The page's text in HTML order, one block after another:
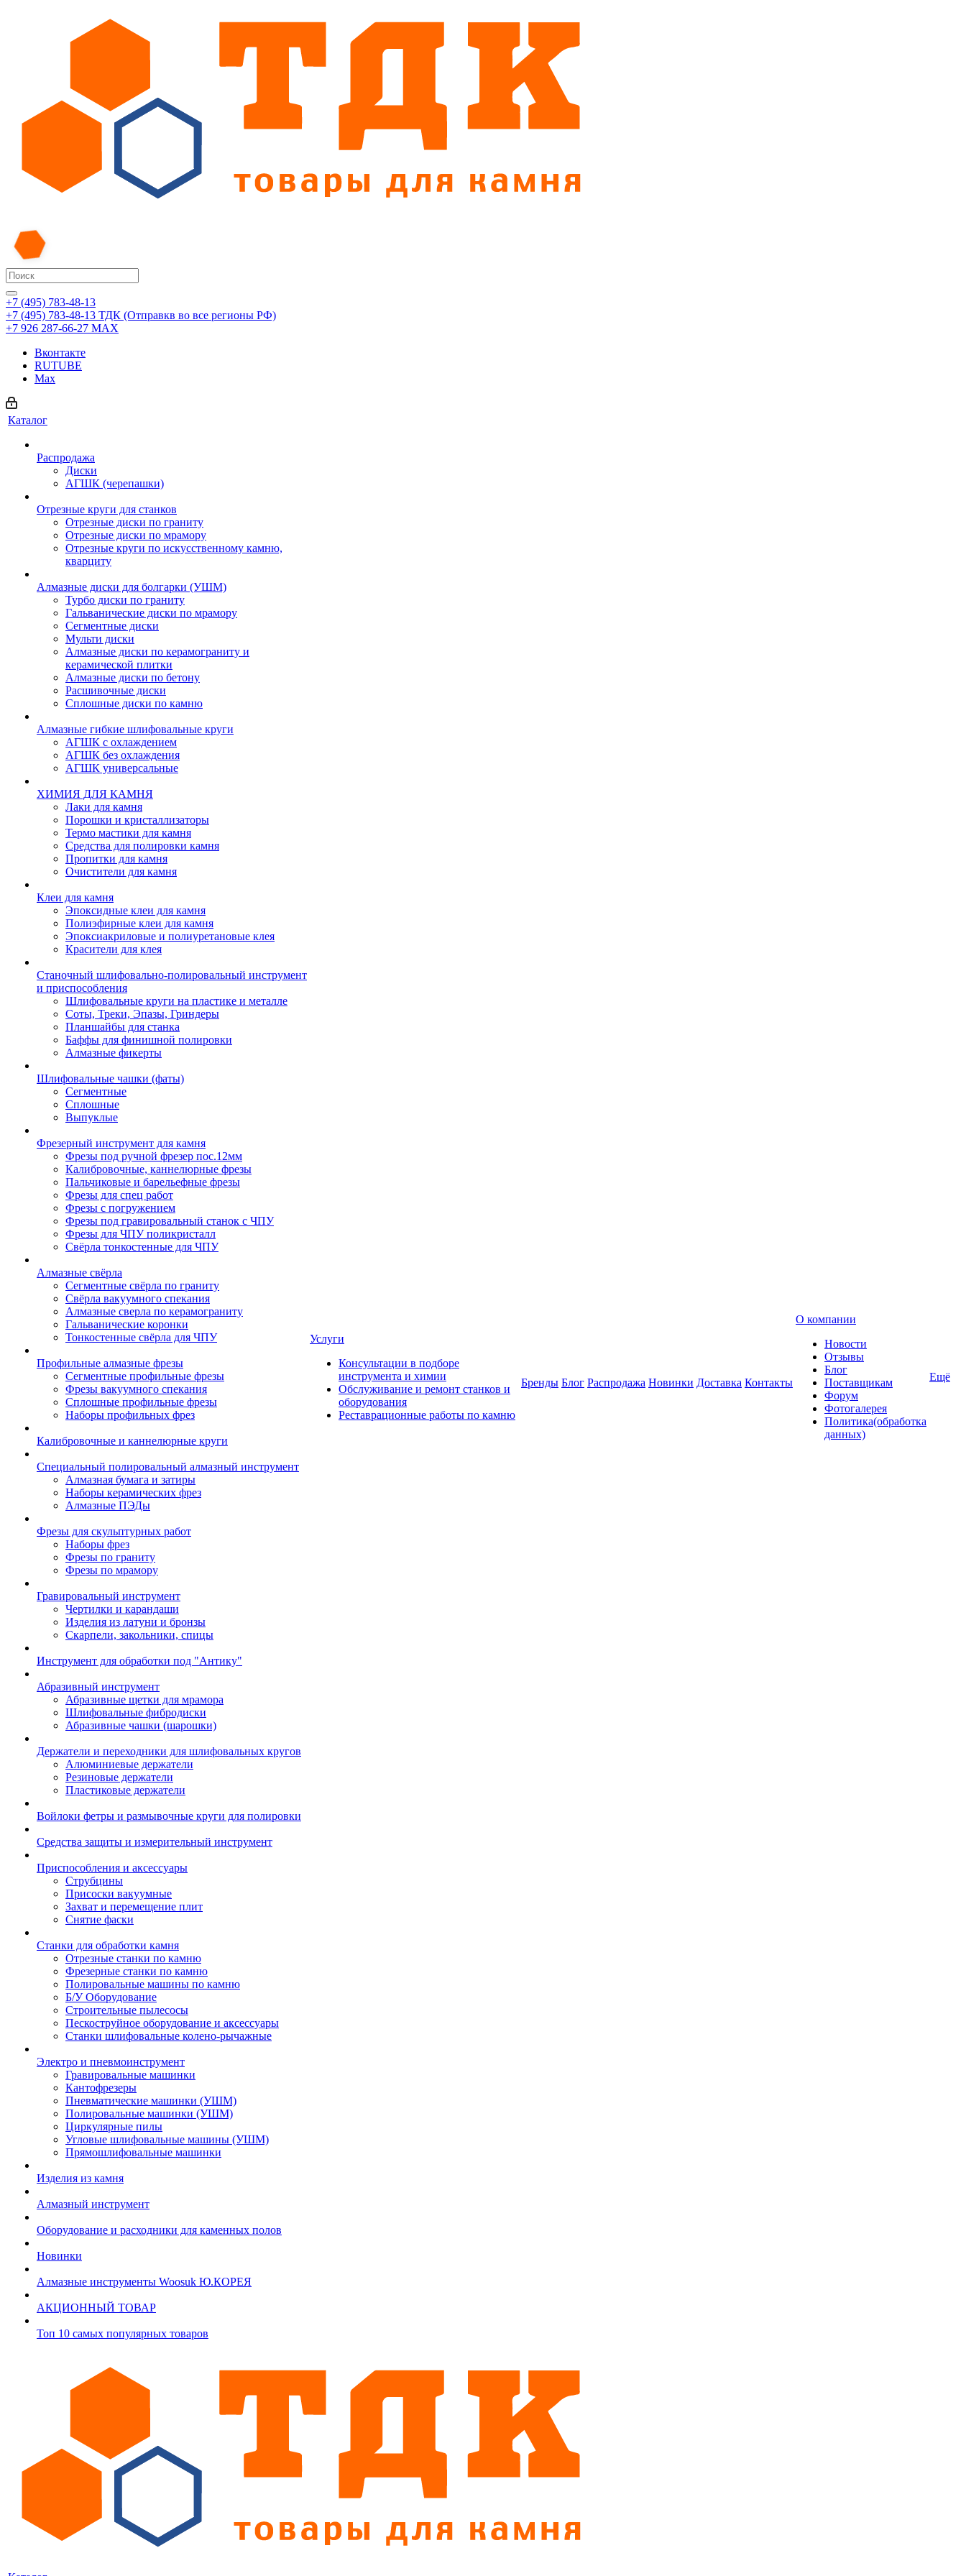
+7 (495) 783-48-13
+7 (495) 783-48-13 ТДК (Отправкв во все регионы РФ)
+7 926 287-66-27 МАХ
Вконтакте
RUTUBE
Max
Каталог
Распродажа
Диски
АГШК (черепашки)
Отрезные круги для станков
Отрезные диски по граниту
Отрезные диски по мрамору
Отрезные круги по искусственному камню,
кварциту
Алмазные диски для болгарки (УШМ)
Турбо диски по граниту
Гальванические диски по мрамору
Сегментные диски
Мульти диски
Алмазные диски по керамограниту и
керамической плитки
Алмазные диски по бетону
Расшивочные диски
Сплошные диски по камню
Алмазные гибкие шлифовальные круги
АГШК с охлаждением
АГШК без охлаждения
АГШК универсальные
ХИМИЯ ДЛЯ КАМНЯ
Лаки для камня
Порошки и кристаллизаторы
Термо мастики для камня
Средства для полировки камня
Пропитки для камня
Очистители для камня
Клеи для камня
Эпоксидные клеи для камня
Полиэфирные клеи для камня
Эпоксиакриловые и полиуретановые клея
Красители для клея
Станочный шлифовально-полировальный инструмент
и приспособления
Шлифовальные круги на пластике и металле
Соты, Треки, Эпазы, Гриндеры
Планшайбы для станка
Баффы для финишной полировки
Алмазные фикерты
Шлифовальные чашки (фаты)
Сегментные
Сплошные
Выпуклые
Фрезерный инструмент для камня
Фрезы под ручной фрезер пос.12мм
Калибровочные, каннелюрные фрезы
Пальчиковые и барельефные фрезы
Фрезы для спец работ
Фрезы с погружением
Фрезы под гравировальный станок с ЧПУ
Фрезы для ЧПУ поликристалл
Свёрла тонкостенные для ЧПУ
Алмазные свёрла
Сегментные свёрла по граниту
Свёрла вакуумного спекания
Алмазные сверла по керамограниту
Гальванические коронки
Тонкостенные свёрла для ЧПУ
Профильные алмазные фрезы
Сегментные профильные фрезы
Фрезы вакуумного спекания
Сплошные профильные фрезы
Наборы профильных фрез
Калибровочные и каннелюрные круги
Специальный полировальный алмазный инструмент
Алмазная бумага и затиры
Наборы керамических фрез
Алмазные ПЭДы
Фрезы для скульптурных работ
Наборы фрез
Фрезы по граниту
Фрезы по мрамору
Гравировальный инструмент
Чертилки и карандаши
Изделия из латуни и бронзы
Скарпели, закольники, спицы
Инструмент для обработки под "Антику"
Абразивный инструмент
Абразивные щетки для мрамора
Шлифовальные фибродиски
Абразивные чашки (шарошки)
Держатели и переходники для шлифовальных кругов
Алюминиевые держатели
Резиновые держатели
Пластиковые держатели
Войлоки фетры и размывочные круги для полировки
Средства защиты и измерительный инструмент
Приспособления и аксессуары
Струбцины
Присоски вакуумные
Захват и перемещение плит
Снятие фаски
Станки для обработки камня
Отрезные станки по камню
Фрезерные станки по камню
Полировальные машины по камню
Б/У Оборудование
Строительные пылесосы
Пескоструйное оборудование и аксессуары
Станки шлифовальные колено-рычажные
Электро и пневмоинструмент
Гравировальные машинки
Кантофрезеры
Пневматические машинки (УШМ)
Полировальные машинки (УШМ)
Циркулярные пилы
Угловые шлифовальные машины (УШМ)
Прямошлифовальные машинки
Изделия из камня
Алмазный инструмент
Оборудование и расходники для каменных полов
Новинки
Алмазные инструменты Woosuk Ю.КОРЕЯ
АКЦИОННЫЙ ТОВАР
Топ 10 самых популярных товаров
Услуги
Консультации в подборе
инструмента и химии
Обслуживание и ремонт станков и
оборудования
Реставрационные работы по камню
Бренды Блог Распродажа Новинки Доставка Контакты
О компании
Новости
Отзывы
Блог
Поставщикам
Форум
Фотогалерея
Политика(обработка
данных)
Ещё